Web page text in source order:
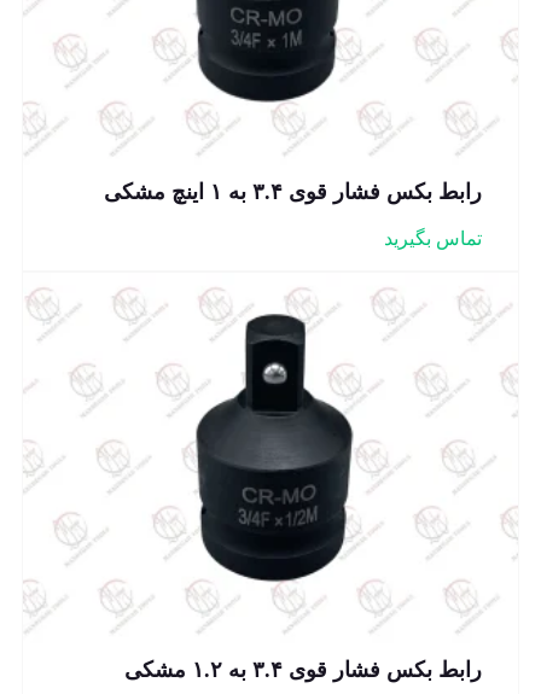
رابط بکس فشار قوی ۳.۴ به ۱ اینچ مشکی
تماس بگیرید
رابط بکس فشار قوی ۳.۴ به ۱.۲ مشکی